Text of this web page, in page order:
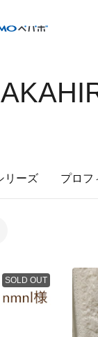
リーズ プロフ
SOLD OUT